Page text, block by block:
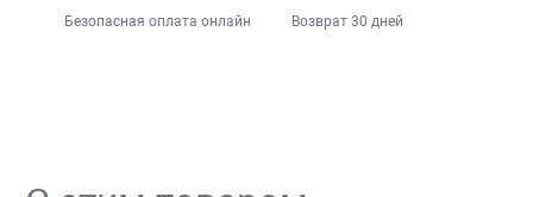
Безопасная оплата онлайн Возврат 30 дней